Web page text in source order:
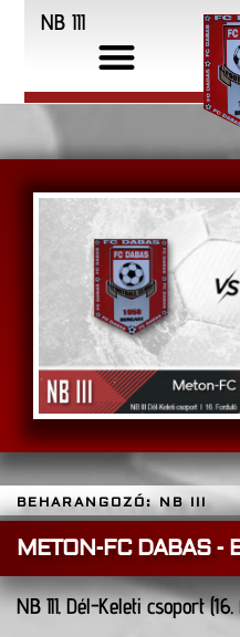
NB III
BEHARANGOZÓ: NB III
METON-FC DABAS -
NB III. Dél-Keleti csoport (16.